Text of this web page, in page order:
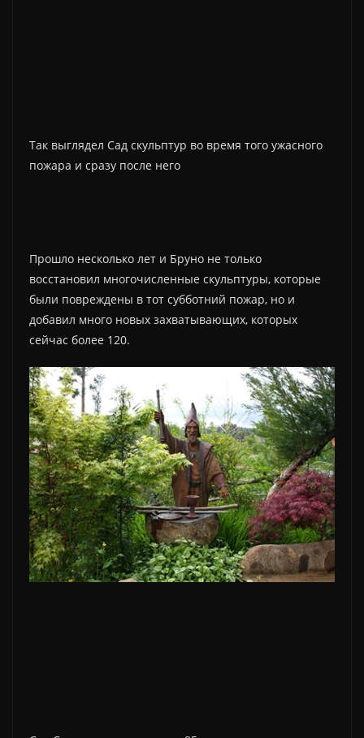
Так выглядел Сад скульптур во время того ужасного
пожара и сразу после него
Прошло несколько лет и Бруно не только
восстановил многочисленные скульптуры, которые
были повреждены в тот субботний пожар, но и
добавил много новых захватывающих, которых
сейчас более 120.